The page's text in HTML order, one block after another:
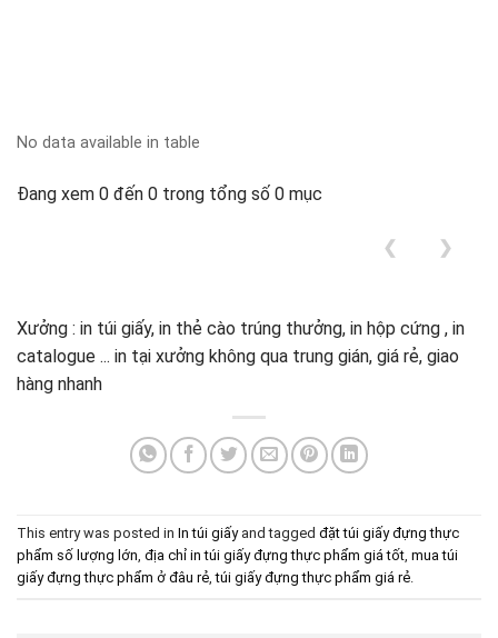
No data available in table
Đang xem 0 đến 0 trong tổng số 0 mục
❮ ❯
Xưởng : in túi giấy, in thẻ cào trúng thưởng, in hộp cứng , in
catalogue ... in tại xưởng không qua trung gián, giá rẻ, giao
hàng nhanh
This entry was posted in In túi giấyand tagged đặt túi giấy đựng thực
phẩm số lượng lớn, địa chỉ in túi giấy đựng thực phẩm giá tốt, mua túi
giấy đựng thực phẩm ở đâu rẻ,túi giấy đựng thực phẩm giá rẻ.